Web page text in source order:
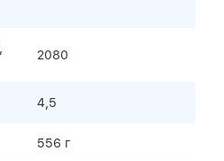
2080
4,5
556 г